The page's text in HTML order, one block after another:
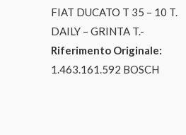
FIAT DUCATO T 35 – 10 T.
DAILY – GRINTA T.-
Riferimento Originale:
1.463.161.592 BOSCH